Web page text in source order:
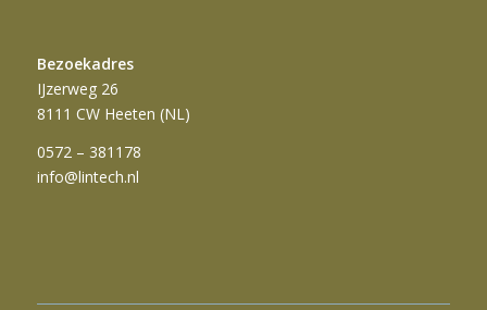
Bezoekadres
IJzerweg 26
8111 CW Heeten (NL)
0572 – 381178
info@lintech.nl